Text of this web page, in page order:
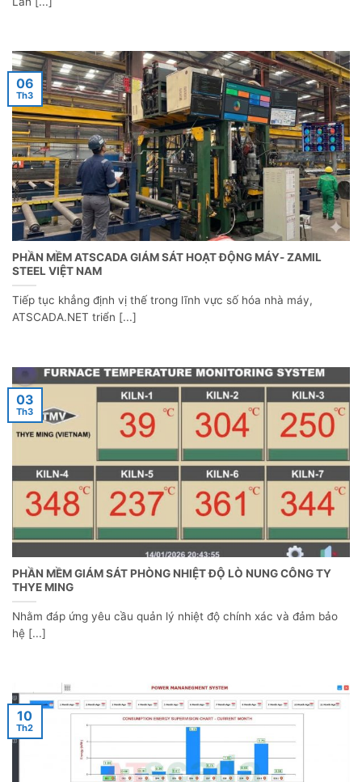
PHẦN MỀM ATSCADA GIÁM SÁT HOẠT ĐỘNG MÁY- ZAMIL
STEEL VIỆT NAM
Tiếp tục khẳng định vị thế trong lĩnh vực số hóa nhà máy,
ATSCADA.NET triển [...]
06
Th3
PHẦN MỀM GIÁM SÁT PHÒNG NHIỆT ĐỘ LÒ NUNG CÔNG TY
THYE MING
Nhằm đáp ứng yêu cầu quản lý nhiệt độ chính xác và đảm bảo
hệ [...]
03
Th3
10
Th2